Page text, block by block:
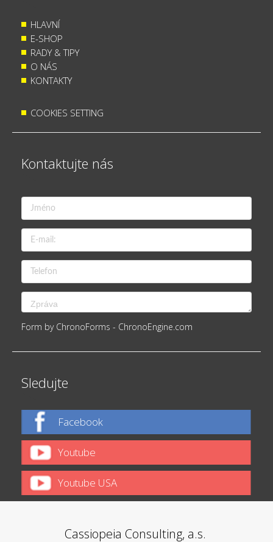
HLAVNÍ
E-SHOP
RADY & TIPY
O NÁS
KONTAKTY
COOKIES SETTING
Kontaktujte nás
Form by ChronoForms - ChronoEngine.com
Sledujte
Facebook
Youtube
Youtube USA
Cassiopeia Consulting, a.s.